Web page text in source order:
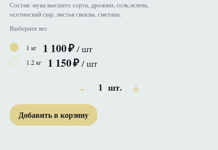
Состав: мука высшего сорта, дрожжи, соль,зелень,
осетинский сыр, листья свеклы, сметана.
Выберите вес
1 кг 1 100 / шт
1.2 кг 1 150 / шт
1 шт.
Добавить в корзину